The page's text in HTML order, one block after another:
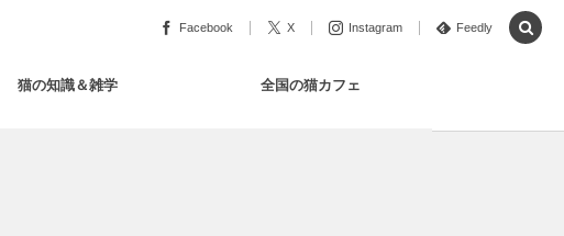
Facebook X Instagram Feedly
猫の知識＆雑学 全国の猫カフェ